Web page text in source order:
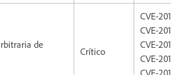
de
Crítico
CVE-
CVE-
CVE-
CVE-
CVE-